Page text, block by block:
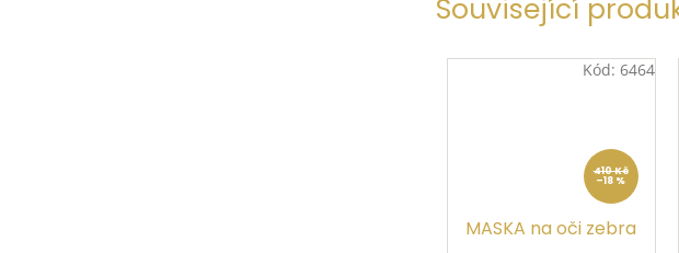
Související
410 Kč
–18 %
MASKA na oči zebra
Kód: 6464